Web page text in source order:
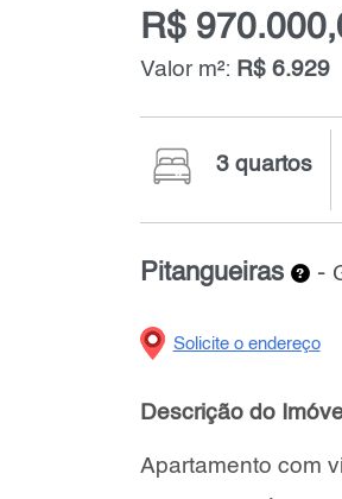
R$
Valor m²: R$ 6.929
3 quartos
Pitangueiras -
Solicite o endereço
Descrição do
Apartamento com